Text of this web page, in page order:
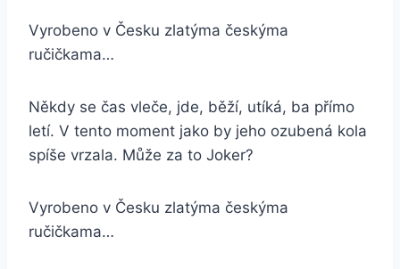
Vyrobeno v Česku zlatýma českýma
ručičkama…
Někdy se čas vleče, jde, běží, utíká, ba přímo
letí. V tento moment jako by jeho ozubená kola
spíše vrzala. Může za to Joker?
Vyrobeno v Česku zlatýma českýma
ručičkama…